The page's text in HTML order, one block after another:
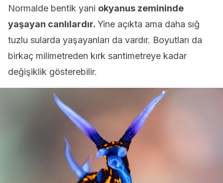
Normalde bentik yani okyanus zemininde
yaşayan canlılardır. Yine açıkta ama daha sığ
tuzlu sularda yaşayanları da vardır. Boyutları da
birkaç milimetreden kırk santimetreye kadar
değişiklik gösterebilir.